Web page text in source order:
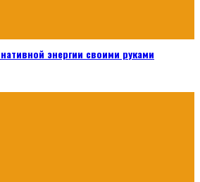
энергии своими руками